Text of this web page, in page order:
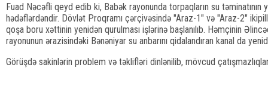
Fuad Nəcəfli qeyd edib ki, Babək rayonunda torpaqların su təminatının
hədəflərdəndir. Dövlət Proqramı çərçivəsində "Araz-1" və "Araz-2"
qoşa boru xəttinin yenidən qurulması işlərinə başlanılıb. Həmçinin
rayonunun ərazisindəki Bənəniyar su anbarını qidalandıran kanal da
Görüşdə sakinlərin problem və təklifləri dinlənilib, mövcud